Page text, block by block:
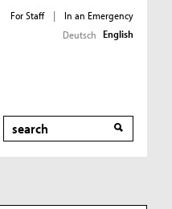
For Staff |
In an Emergency
Deutsch English
Search